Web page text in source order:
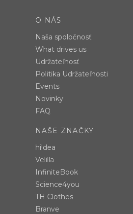
O NÁS
Naša spoločnosť
What drives us
Udržateľnosť
Politika Udržateľnosti
Events
Novinky
FAQ
NAŠE ZNAČKY
hi!dea
Velilla
InfiniteBook
Science4you
TH Clothes
Branve